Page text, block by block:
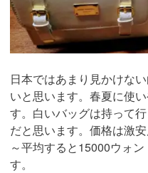
日本ではあまり見かけな
いと思います。春夏に使
す。白いバッグは持って
だと思います。価格は激
～平均すると15000ウォ
す。